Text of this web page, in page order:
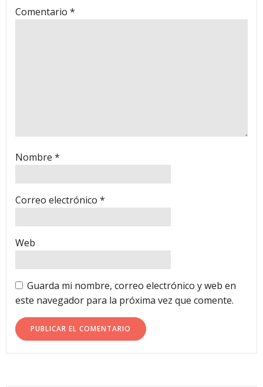
Comentario *
Nombre *
Correo electrónico *
Web
Guarda mi nombre, correo electrónico y web en
este navegador para la próxima vez que comente.